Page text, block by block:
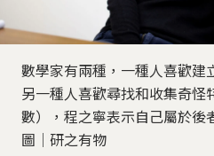
數學家有兩種，一種人喜歡建
另一種人喜歡尋找和收集奇怪
數），程之寧表示自己屬於後
圖│研之有物